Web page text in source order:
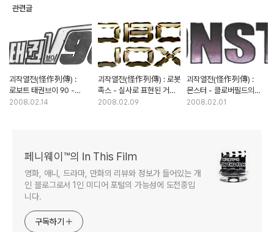
관련글
괴작열전(怪作列傳) :
로보트 태권브이 90 -
태권브이의 족보를
2008.02.14
괴작열전(怪作列傳) : 로봇
족스 - 실사로 표현된 거대
로봇의 이종 격투기
2008.02.09
괴작열전(怪作列傳) :
몬스터 - 클로버필드의
짝퉁, 그 경악스러운
2008.02.01
페니웨이™의 In This Film
영화, 애니, 드라마, 만화의 리뷰와 정보가 들어있는 개
인 블로그로서 1인 미디어 포털의 가능성에 도전중입
니다.
구독하기